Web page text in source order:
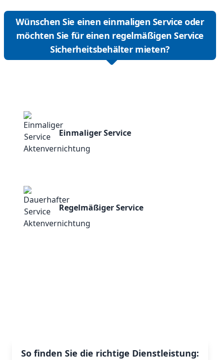
Wünschen Sie einen einmaligen Service oder
möchten Sie für einen regelmäßigen Service
Sicherheitsbehälter mieten?
Einmaliger Service
Regelmäßiger Service
So finden Sie die richtige Dienstleistung: